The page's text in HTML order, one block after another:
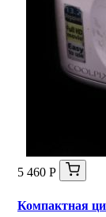
5 460 Р
Компактная